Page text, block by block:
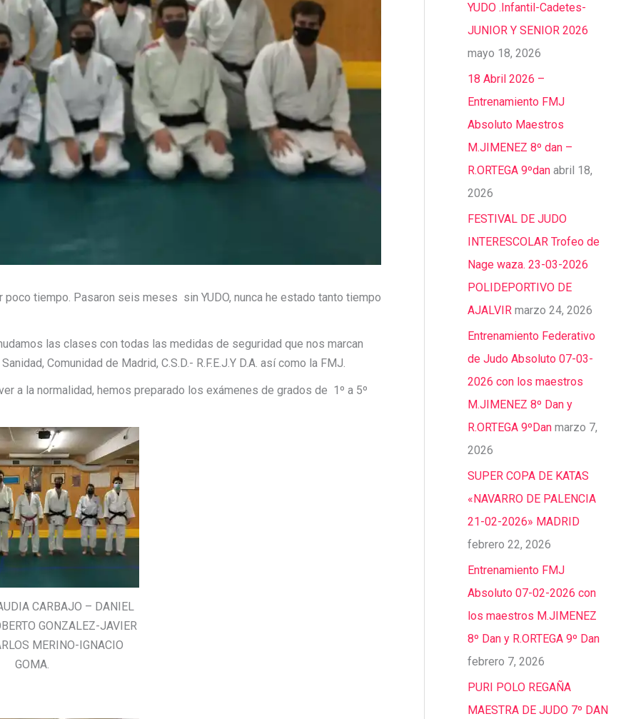
tiempo. Pasaron seis meses sin YUDO, nunca he estado tanto tiempo
las clases con todas las medidas de seguridad que nos marcan
Comunidad de Madrid, C.S.D.- R.F.E.J.Y D.A. así como la FMJ.
a la normalidad, hemos preparado los exámenes de grados de 1º a 5º
CARBAJO – DANIEL
GONZALEZ-JAVIER
MERINO-IGNACIO
GOMA.
YUDO .Infantil-Cadetes-
JUNIOR Y SENIOR 2026
mayo 18, 2026
18 Abril 2026 –
Entrenamiento FMJ
Absoluto Maestros
M.JIMENEZ 8º dan –
R.ORTEGA 9ºdan abril 18,
2026
FESTIVAL DE JUDO
INTERESCOLAR Trofeo de
Nage waza. 23-03-2026
POLIDEPORTIVO DE
AJALVIR marzo 24, 2026
Entrenamiento Federativo
de Judo Absoluto 07-03-
2026 con los maestros
M.JIMENEZ 8º Dan y
R.ORTEGA 9ºDan marzo 7,
2026
SUPER COPA DE KATAS
«NAVARRO DE PALENCIA
21-02-2026» MADRID
febrero 22, 2026
Entrenamiento FMJ
Absoluto 07-02-2026 con
los maestros M.JIMENEZ
8º Dan y R.ORTEGA 9º Dan
febrero 7, 2026
PURI POLO REGAÑA
MAESTRA DE JUDO 7º DAN